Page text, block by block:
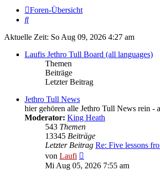
Foren-Übersicht
Suche
Aktuelle Zeit: So Aug 09, 2026 4:27 am
Laufis Jethro Tull Board (all languages)
Themen
Beiträge
Letzter Beitrag
Jethro Tull News
hier gehören alle Jethro Tull News rein -
Moderator: King Heath
543 Themen
13345 Beiträge
Letzter Beitrag Re: Five lessons
von Laufi
Beitrag
Mi Aug 05, 2026 7:55 am